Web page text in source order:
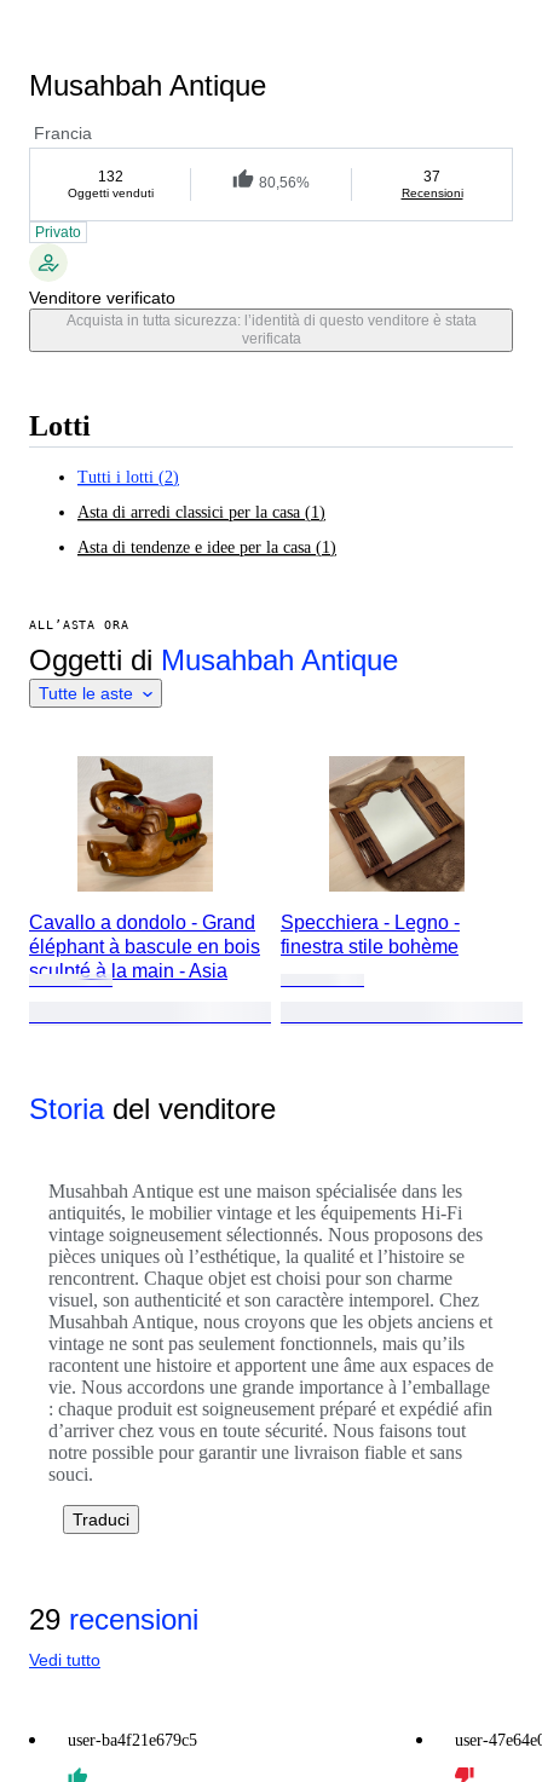
Musahbah Antique
Francia
132
Oggetti venduti
80,56% 37
Recensioni
Privato
Venditore verificato
Acquista in tutta sicurezza: l’identità di questo venditore è stata
verificata
Lotti
Tutti i lotti (2)
Asta di arredi classici per la casa (1)
Asta di tendenze e idee per la casa (1)
ALL’ASTA ORA
Oggetti di Musahbah Antique
Tutte le aste
Cavallo a dondolo - Grand
éléphant à bascule en bois
sculpté à la main - Asia
Specchiera - Legno -
finestra stile bohème
Storiadel venditore
Musahbah Antique est une maison spécialisée dans les
antiquités, le mobilier vintage et les équipements Hi-Fi
vintage soigneusement sélectionnés. Nous proposons des
pièces uniques où l’esthétique, la qualité et l’histoire se
rencontrent. Chaque objet est choisi pour son charme
visuel, son authenticité et son caractère intemporel. Chez
Musahbah Antique, nous croyons que les objets anciens et
vintage ne sont pas seulement fonctionnels, mais qu’ils
racontent une histoire et apportent une âme aux espaces de
vie. Nous accordons une grande importance à l’emballage
: chaque produit est soigneusement préparé et expédié afin
d’arriver chez vous en toute sécurité. Nous faisons tout
notre possible pour garantir une livraison fiable et sans
souci.
Traduci
29 recensioni
Vedi tutto
user-ba4f21e679c5 user-